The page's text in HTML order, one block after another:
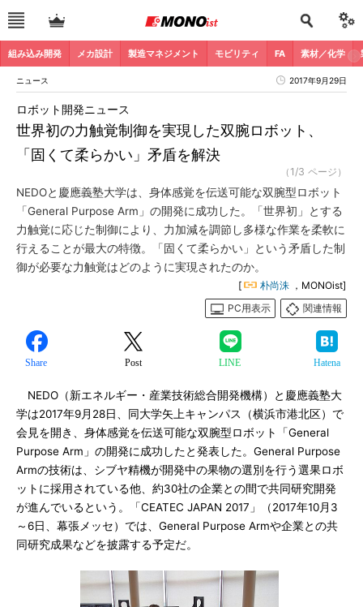
組み込み開発 メカ設計 製造マネジメント モビリティ FA 素材／化学
ニュース 2017年9月29日
世界初の力触覚制御を実現した双腕ロボット、
「固くて柔らかい」矛盾を解決
ロボット開発ニュース
（1/3 ページ）
NEDOと慶應義塾大学は、身体感覚を伝送可能な双腕型ロボット
「General Purpose Arm」の開発に成功した。「世界初」とする
力触覚に応じた制御により、力加減を調節し多様な作業を柔軟に
行えることが最大の特徴。「固くて柔らかい」という矛盾した制
御が必要な力触覚はどのように実現されたのか。
[ 朴尚洙 ，MONOist]
PC用表示
関連情報
Share Post LINE Hatena
NEDO（新エネルギー・産業技術総合開発機構）と慶應義塾大
学は2017年9月28日、同大学矢上キャンパス（横浜市港北区）で
会見を開き、身体感覚を伝送可能な双腕型ロボット「General
Purpose Arm」の開発に成功したと発表した。General Purpose
Armの技術は、シブヤ精機が開発中の果物の選別を行う選果ロボ
ットに採用されている他、約30社の企業との間で共同研究開発
が進んでいるという。「CEATEC JAPAN 2017」（2017年10月3
～6日、幕張メッセ）では、General Purpose Armや企業との共
同研究成果などを披露する予定だ。